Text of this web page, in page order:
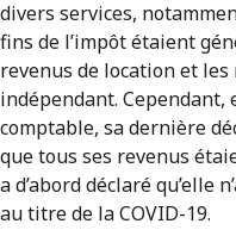
divers services,
fins de l’impôt étaient
revenus de location et
indépendant. Cependant,
comptable, sa dernière
que tous ses revenus
a d’abord déclaré qu’elle
au titre de la COVID-19.